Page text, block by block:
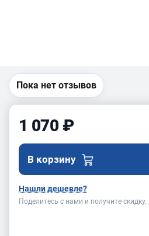
Пока нет отзывов
1 070 ₽
В корзину
Нашли дешевле?
Поделитесь с нами и получите скидку.